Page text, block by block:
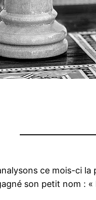
ce mois-ci
son petit nom :